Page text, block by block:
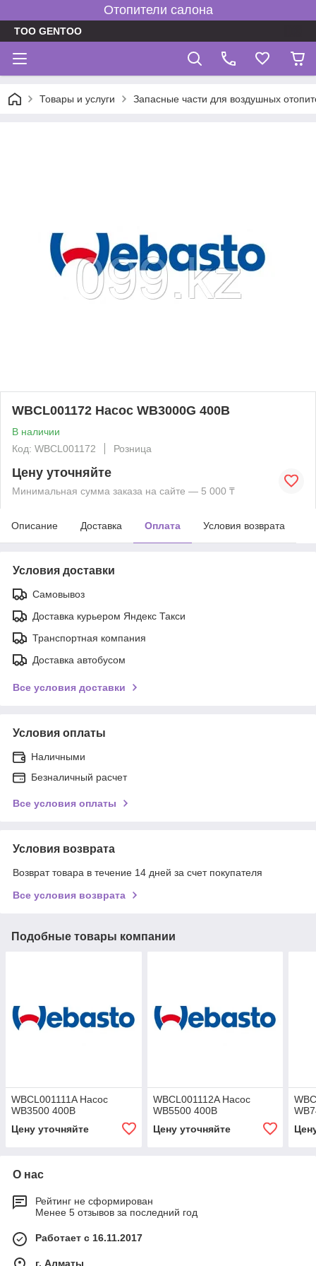
Отопители салона
TOO GENTOO
Товары и услуги Запасные части для воздушных
WBCL001172 Насос WB3000G 400В
В наличии
Код: WBCL001172
Розница
Цену уточняйте
Минимальная сумма заказа на сайте — 5 000 ₸
Описание Доставка Оплата Условия возврата
Условия доставки
Самовывоз
Доставка курьером Яндекс Такси
Транспортная компания
Доставка автобусом
Все условия доставки
Условия оплаты
Наличными
Безналичный расчет
Все условия оплаты
Условия возврата
Возврат товара в течение 14 дней за счет покупателя
Все условия возврата
Подобные товары компании
WBCL001111A Насос
WB3500 400В
Цену уточняйте
WBCL001112A Насос
WB5500 400В
Цену уточняйте
О нас
Рейтинг не сформирован
Менее 5 отзывов за последний год
Работает с 16.11.2017
г. Алматы